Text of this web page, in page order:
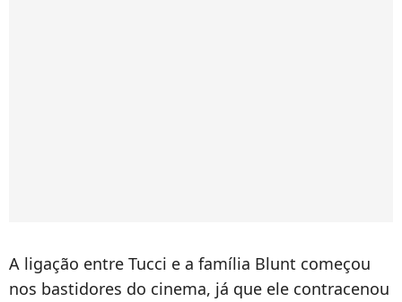
A ligação entre Tucci e a família Blunt começou
nos bastidores do cinema, já que ele contracenou